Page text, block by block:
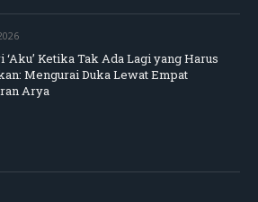
‘Aku’ Ketika Tak Ada Lagi yang Harus
Mengurai Duka Lewat Empat
Arya